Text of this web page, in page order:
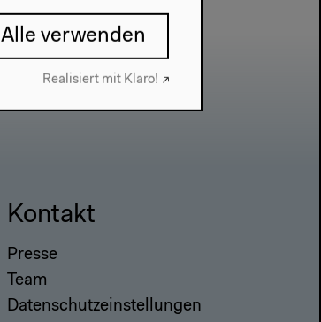
Kontakt
Presse
Team
Datenschutzeinstellungen
Alle verwenden
Realisiert mit Klaro!